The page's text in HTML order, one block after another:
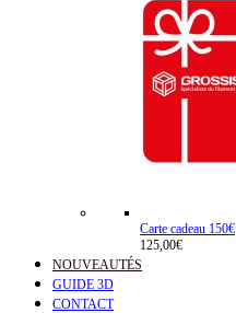
Carte cadeau 150€
125,00€
NOUVEAUTÉS
GUIDE 3D
CONTACT